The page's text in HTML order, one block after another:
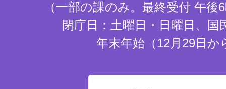
（一部の課のみ。最終受付 午
閉庁日：土曜日・日曜日、国
年末年始（12月29日か